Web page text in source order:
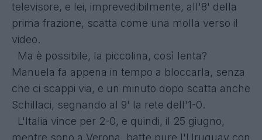
televisore, e lei, imprevedibilmente, all'8' della
prima frazione, scatta come una molla verso il
video.
Ma è possibile, la piccolina, così lenta?
Manuela fa appena in tempo a bloccarla, senza
che ci scappi via, e un minuto dopo scatta anche
Schillaci, segnando al 9' la rete dell'1-0.
L'Italia vince per 2-0, e quindi, il 25 giugno,
mentre sono a Verona, batte pure l'Uruguay con